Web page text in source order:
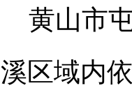
黄山市
溪区域内